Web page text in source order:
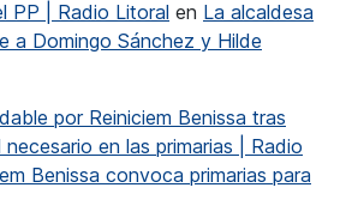
PP | Radio Litoral en La alcaldesa
a Domingo Sánchez y Hilde
por Reiniciem Benissa tras
en las primarias | Radio
Benissa convoca primarias para